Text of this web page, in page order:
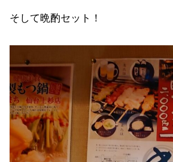
そして晩酌セット！